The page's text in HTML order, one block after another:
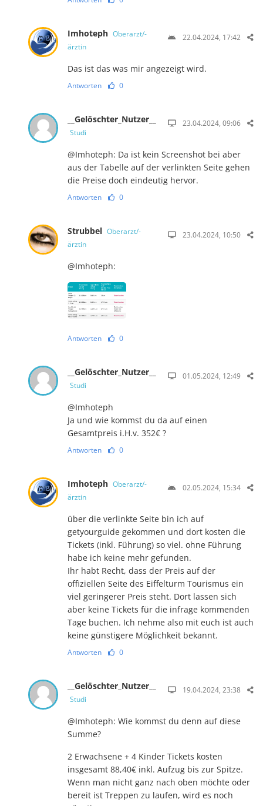
Imhoteph Oberarzt/-
ärztin
22.04.2024, 17:42
Das ist das was mir angezeigt wird.
Antworten 0
__Gelöschter_Nutzer__
Studi
23.04.2024, 09:06
@Imhoteph: Da ist kein Screenshot bei aber
aus der Tabelle auf der verlinkten Seite gehen
die Preise doch eindeutig hervor.
Antworten 0
Strubbel Oberarzt/-
ärztin
23.04.2024, 10:50
@Imhoteph:
Antworten 0
__Gelöschter_Nutzer__
Studi
01.05.2024, 12:49
@Imhoteph
Ja und wie kommst du da auf einen
Gesamtpreis i.H.v. 352€ ?
Antworten 0
Imhoteph Oberarzt/-
ärztin
02.05.2024, 15:34
über die verlinkte Seite bin ich auf
getyourguide gekommen und dort kosten die
Tickets (inkl. Führung) so viel. ohne Führung
habe ich keine mehr gefunden.
Ihr habt Recht, dass der Preis auf der
offiziellen Seite des Eiffelturm Tourismus ein
viel geringerer Preis steht. Dort lassen sich
aber keine Tickets für die infrage kommenden
Tage buchen. Ich nehme also mit euch ist auch
keine günstigere Möglichkeit bekannt.
Antworten 0
__Gelöschter_Nutzer__
Studi
19.04.2024, 23:38
@Imhoteph: Wie kommst du denn auf diese
Summe?
2 Erwachsene + 4 Kinder Tickets kosten
insgesamt 88,40€ inkl. Aufzug bis zur Spitze.
Wenn man nicht ganz nach oben möchte oder
bereit ist Treppen zu laufen, wird es noch